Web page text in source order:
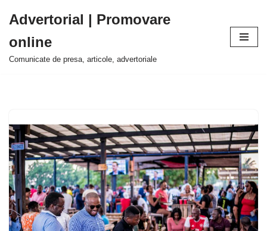
la
conținut
Advertorial | Promovare
online
Comunicate de presa, articole, advertoriale